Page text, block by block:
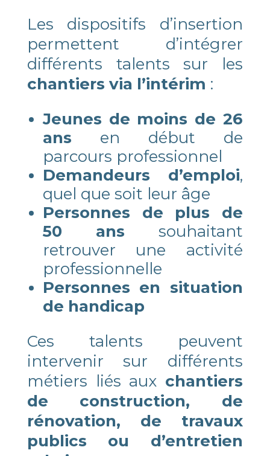
Les dispositifs d’insertion
permettent d’intégrer
différents talents sur les
chantiers via l’intérim :
Jeunes de moins de 26
ans en début de
parcours professionnel
Demandeurs d’emploi,
quel que soit leur âge
Personnes de plus de
50 ans souhaitant
retrouver une activité
professionnelle
Personnes en situation
de handicap
Ces talents peuvent
intervenir sur différents
métiers liés aux chantiers
de construction, de
rénovation, de travaux
publics ou d’entretien